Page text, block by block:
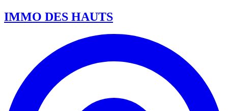
IMMO DES HAUTS